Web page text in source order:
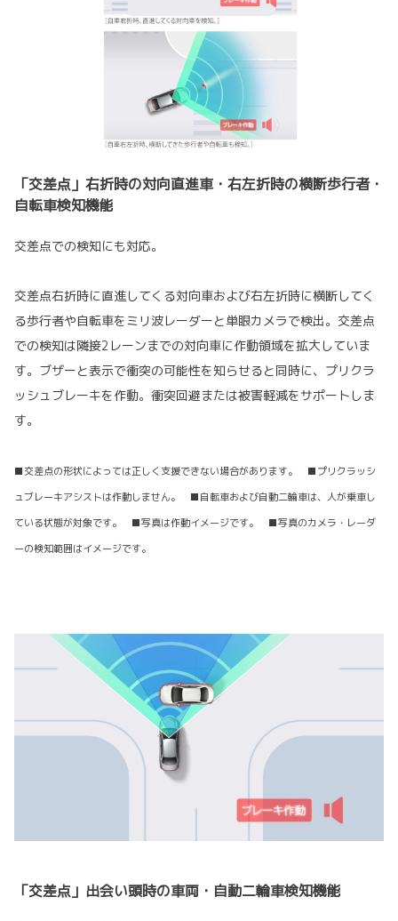
「交差点」右折時の対向直進車・右左折時の横断歩行者・
自転車検知機能
交差点での検知にも対応。
交差点右折時に直進してくる対向車および右左折時に横断してく
る歩行者や自転車をミリ波レーダーと単眼カメラで検出。交差点
での検知は隣接2レーンまでの対向車に作動領域を拡大していま
す。ブザーと表示で衝突の可能性を知らせると同時に、プリクラ
ッシュブレーキを作動。衝突回避または被害軽減をサポートしま
す。
■交差点の形状によっては正しく支援できない場合があります。 ■プリクラッシ
ュブレーキアシストは作動しません。 ■自転車および自動二輪車は、人が乗車し
ている状態が対象です。 ■写真は作動イメージです。 ■写真のカメラ・レーダ
ーの検知範囲はイメージです。
「交差点」出会い頭時の車両・自動二輪車検知機能